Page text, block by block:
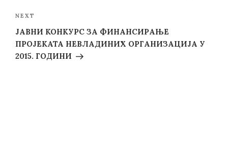
Next
Post
NEXT
JАВНИ КОНКУРС ЗА ФИНАНСИРАЊЕ
ПРОЈЕКАТА НЕВЛАДИНИХ ОРГАНИЗАЦИЈА У
2015. ГОДИНИ